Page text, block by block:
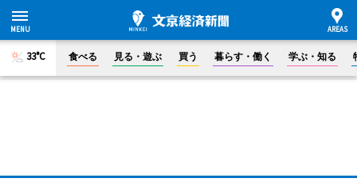
33°C 食べる 見る・遊ぶ 買う 暮らす・働く 学ぶ・知る